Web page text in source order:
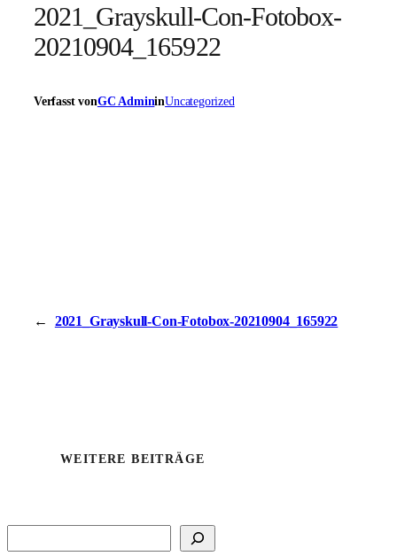
2021_Grayskull-Con-Fotobox-
20210904_165922
Verfasst vonGC AdmininUncategorized
← 2021_Grayskull-Con-Fotobox-20210904_165922
WEITERE BEITRÄGE